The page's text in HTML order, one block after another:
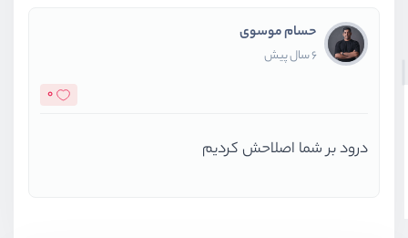
حسام موسوی
6 سال پیش
0
درود بر شما اصلاحش کردیم